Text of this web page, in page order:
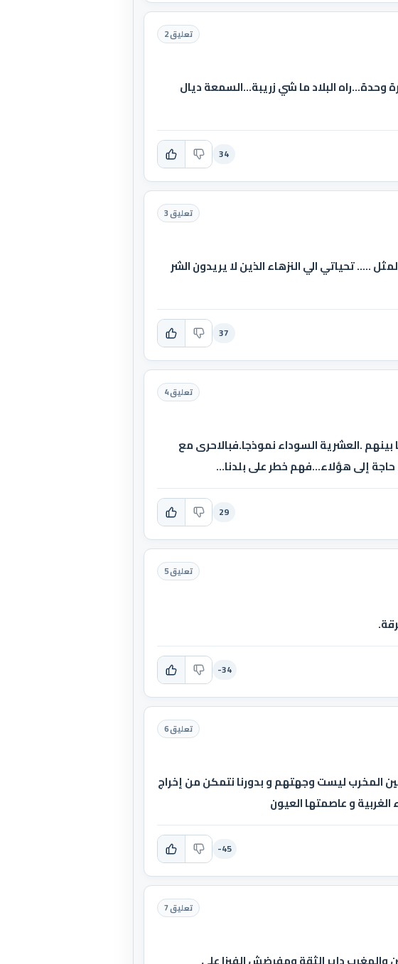
تعليق 2
البلاد ما شي زريبة...السمعة ديال
34
تعليق 3
..... تحياتي الي النزهاء الذين لا يريدون الشر
37
تعليق 4
.العشرية السوداء نموذجا.فبالاحرى مع
إلى هؤلاء...فهم خطر على بلدنا...
29
تعليق 5
-34
تعليق 6
المخرب ليست وجهتهم و بدورنا نتمكن من إخراج
و عاصمتها العيون
-45
تعليق 7